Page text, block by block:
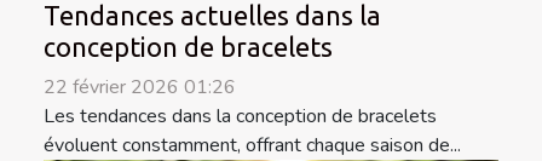
Tendances actuelles dans la
conception de bracelets
22 février 2026 01:26
Les tendances dans la conception de bracelets
évoluent constamment, offrant chaque saison de...